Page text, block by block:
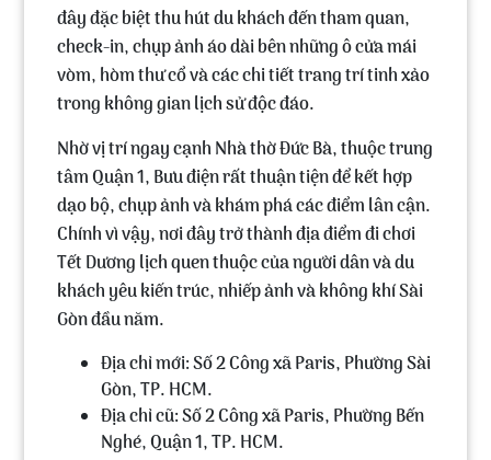
đây đặc biệt thu hút du khách đếntham quan,
check-in, chụp ảnh áo dàibên những ô cửa mái
vòm, hòm thư cổ và các chi tiết trang trí tinh xảo
trong không gian lịch sử độc đáo.
Nhờ vị trí ngay cạnh Nhà thờ Đức Bà, thuộc trung
tâm Quận 1, Bưu điện rất thuận tiện để kết hợp
dạo bộ, chụp ảnh và khám phá các điểm lân cận.
Chính vì vậy, nơi đây trở thành địa điểm đi chơi
Tết Dương lịch quen thuộc của người dân và du
khách yêu kiến trúc, nhiếp ảnh và không khí Sài
Gòn đầu năm.
Địa chỉ mới: Số 2 Công xã Paris, Phường Sài
Gòn, TP. HCM.
Địa chỉ cũ: Số 2 Công xã Paris, Phường Bến
Nghé, Quận 1, TP. HCM.